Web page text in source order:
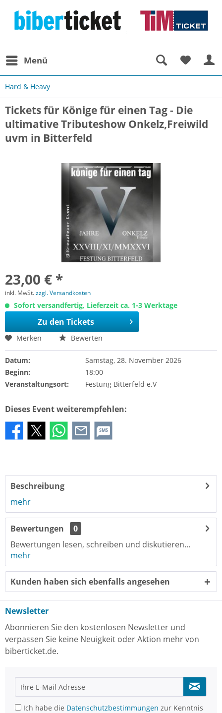
Menü
Hard & Heavy
Tickets für Könige für einen Tag - Die
ultimative Tributeshow Onkelz,Freiwild
uvm in Bitterfeld
23,00 € *
inkl. MwSt.zzgl. Versandkosten
Sofort versandfertig, Lieferzeit ca. 1-3 Werktage
Zu den Tickets
Merken Bewerten
Datum:
Samstag, 28. November 2026
Beginn:
18:00
Veranstaltungsort:
Festung Bitterfeld e.V
Dieses Event weiterempfehlen:
SMS
Beschreibung
mehr
Bewertungen
0
Bewertungen lesen, schreiben und diskutieren...
mehr
Kunden haben sich ebenfalls angesehen
Newsletter
Abonnieren Sie den kostenlosen Newsletter und
verpassen Sie keine Neuigkeit oder Aktion mehr von
biberticket.de.
Ich habe die Datenschutzbestimmungen zur Kenntnis